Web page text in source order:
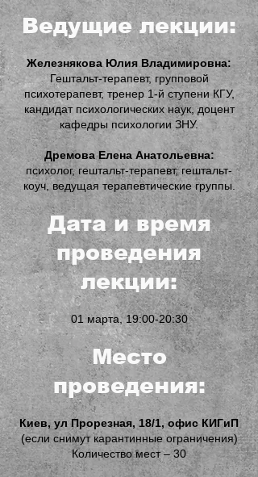
Ведущие лекции:
Железнякова Юлия Владимировна:
Гештальт-терапевт, групповой
психотерапевт, тренер 1-й ступени КГУ,
кандидат психологических наук, доцент
кафедры психологии ЗНУ.
Дремова Елена Анатольевна:
психолог, гештальт-терапевт, гештальт-
коуч, ведущая терапевтические группы.
Дата и время
проведения
лекции:
01 марта, 19:00-20:30
Место
проведения:
Киев, ул Прорезная, 18/1, офис КИГиП
(если снимут карантинные ограничения)
Количество мест – 30